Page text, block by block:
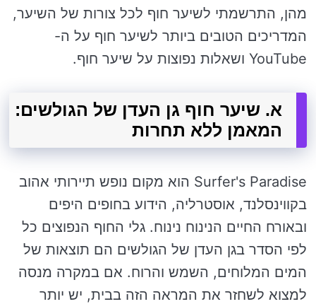
מהן, התרשמתי לשיער חוף לכל צורות של השיער,
המדריכים הטובים ביותר לשיער חוף על ה-
YouTube ושאלות נפוצות על שיער חוף.
א. שיער חוף גן העדן של הגולשים:
המאמן ללא תחרות
Surfer's Paradise הוא מקום נופש תיירותי אהוב
בקווינסלנד, אוסטרליה, הידוע בחופים היפים
ובאורח החיים הנינוח נינוח. גלי החוף הנפוצים כל
לפי הסדר בגן העדן של הגולשים הם תוצאות של
המים המלוחים, השמש והרוח. אם במקרה מנסה
למצוא לשחזר את המראה הזה בבית, יש יותר